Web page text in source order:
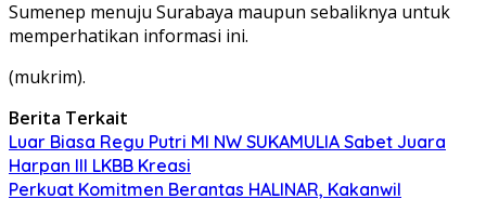
Sumenep menuju Surabaya maupun sebaliknya untuk
memperhatikan informasi ini.
(mukrim).
Berita Terkait
Luar Biasa Regu Putri MI NW SUKAMULIA Sabet Juara
Harpan III LKBB Kreasi
Perkuat Komitmen Berantas HALINAR, Kakanwil